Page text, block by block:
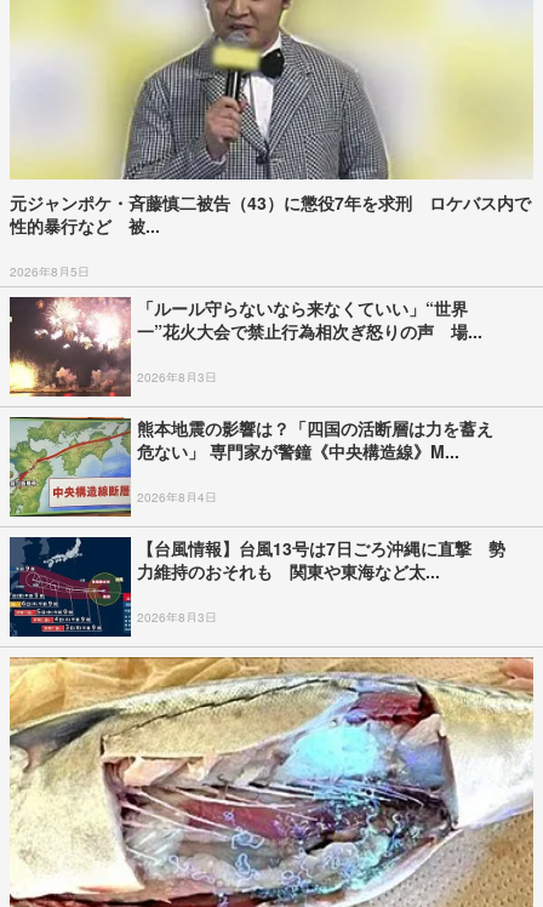
元ジャンポケ・斉藤慎二被告（43）に懲役7年を求刑 ロケバス内で
性的暴行など 被...
2026年8月5日
「ルール守らないなら来なくていい」“世界
一”花火大会で禁止行為相次ぎ怒りの声 場...
2026年8月3日
熊本地震の影響は？「四国の活断層は力を蓄え
危ない」 専門家が警鐘《中央構造線》M...
2026年8月4日
【台風情報】台風13号は7日ごろ沖縄に直撃 勢
力維持のおそれも 関東や東海など太...
2026年8月3日